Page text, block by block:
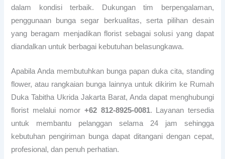
dalam kondisi terbaik. Dukungan tim berpengalaman,
penggunaan bunga segar berkualitas, serta pilihan desain
yang beragam menjadikan florist sebagai solusi yang dapat
diandalkan untuk berbagai kebutuhan belasungkawa.
Apabila Anda membutuhkan bunga papan duka cita, standing
flower, atau rangkaian bunga lainnya untuk dikirim ke Rumah
Duka Tabitha Ukrida Jakarta Barat, Anda dapat menghubungi
florist melalui nomor +62 812-8925-0081. Layanan tersedia
untuk membantu pelanggan selama 24 jam sehingga
kebutuhan pengiriman bunga dapat ditangani dengan cepat,
profesional, dan penuh perhatian.